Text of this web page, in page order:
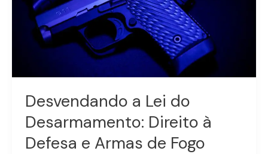
Desvendando a Lei do
Desarmamento: Direito à
Defesa e Armas de Fogo
à
Defesa
Armas
Fogo